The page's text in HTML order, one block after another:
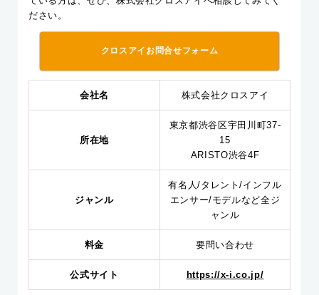
ださい。
クロスアイお問合せフォーム
会社名 株式会社クロスアイ
所在地
東京都渋谷区宇田川町37-
15
ARISTO渋谷4F
ジャンル
有名人/タレント/インフル
エンサー/モデルなど全ジ
ャンル
料金 要問い合わせ
公式サイト https://x-i.co.jp/